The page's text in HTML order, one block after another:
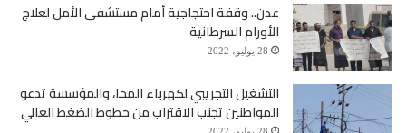
عدن.. وقفة احتجاجية أمام مستشفى الأمل لعلاج
الأورام السرطانية
28 يوليو، 2022
التشغيل التجريبي لكهرباء المخا، والمؤسسة تدعو
المواطنين تجنب الاقتراب من خطوط الضغط العالي